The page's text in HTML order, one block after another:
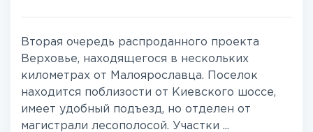
Вторая очередь распроданного проекта
Верховье, находящегося в нескольких
километрах от Малоярославца. Поселок
находится поблизости от Киевского шоссе,
имеет удобный подъезд, но отделен от
магистрали лесополосой. Участки ...